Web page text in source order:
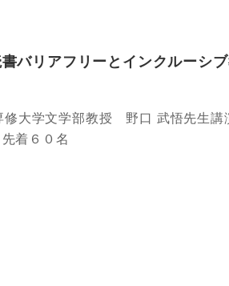
リアフリーとインクルーシブ
大学文学部教授 野口 武悟先生講
着６０名